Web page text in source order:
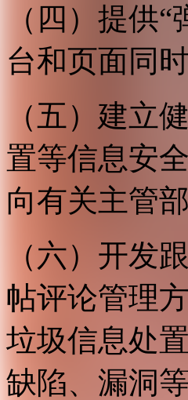
（四）提供
台和页面同
（五）建立
置等信息安
向有关主管
（六）开发
帖评论管理
垃圾信息处
缺陷、漏洞